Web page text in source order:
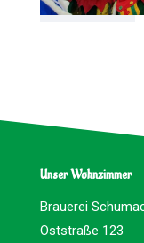
Unser Wohnzimmer
Brauerei
Oststraße 123